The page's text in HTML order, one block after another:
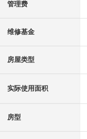
管理费
维修基金
房屋类型
实际使用面积
房型